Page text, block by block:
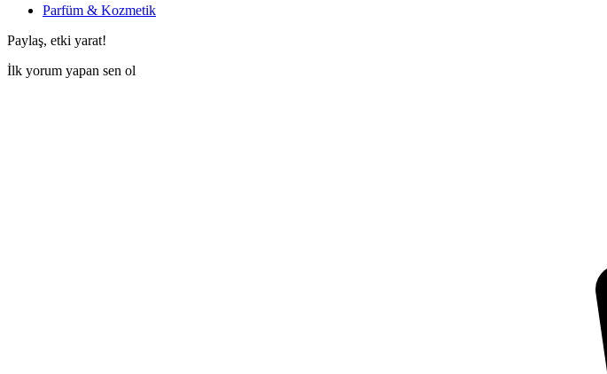
Parfüm & Kozmetik
Paylaş, etki yarat!
İlk yorum yapan sen ol